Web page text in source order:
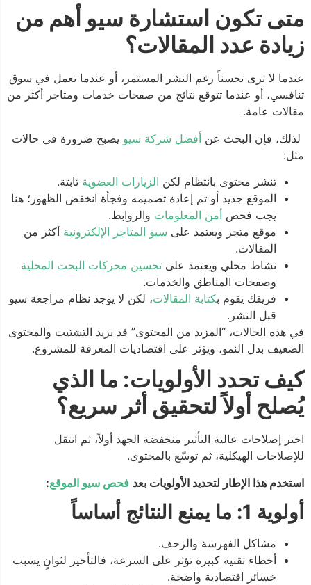
متى تكون استشارة سيو أهم من
زيادة عدد المقالات؟
عندما لا ترى تحسناً رغم النشر المستمر، أو عندما تعمل في سوق
تنافسي، أو عندما تتوقع نتائج من صفحات خدمات ومتاجر أكثر من
مقالات عامة.
لذلك، فإن البحث عن أفضل شركة سيويصبح ضرورة في حالات
مثل:
تنشر محتوى بانتظام لكن الزيارات العضويةثابتة.
الموقع جديد أو تم إعادة تصميمه وفجأة انخفض الظهور؛ هنا
يجب فحص أمن المعلوماتوالروابط.
موقع متجر ويعتمد على
سيو المتاجر الإلكترونيةأكثر من
المقالات.
نشاط محلي ويعتمد على
تحسين محركات البحث المحلية
وصفحات المناطق والخدمات.
فريقك يقوم ب كتابة المقالات، لكن لا يوجد نظام مراجعة سيو
قبل النشر.
في هذه الحالات، “المزيد من المحتوى” قد يزيد التشتيت والمحتوى
الضعيف بدل النمو، ويؤثر على اقتصاديات المعرفة للمشروع.
كيف تحدد الأولويات: ما الذي
يُصلح أولاً لتحقيق أثر سريع؟
اختر إصلاحات عالية التأثير منخفضة الجهد أولاً، ثم انتقل
للإصلاحات الهيكلية، ثم توسّع بالمحتوى.
استخدم هذا الإطار لتحديد الأولويات بعد فحص سيو الموقع:
أولوية 1: ما يمنع النتائج أساساً
مشاكل الفهرسة والزحف.
أخطاء تقنية كبيرة تؤثر على السرعة، فالتأخير لثوانٍ يسبب
خسائر اقتصادية واضحة.